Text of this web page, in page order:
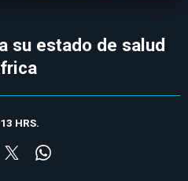
su estado de salud
HRS.